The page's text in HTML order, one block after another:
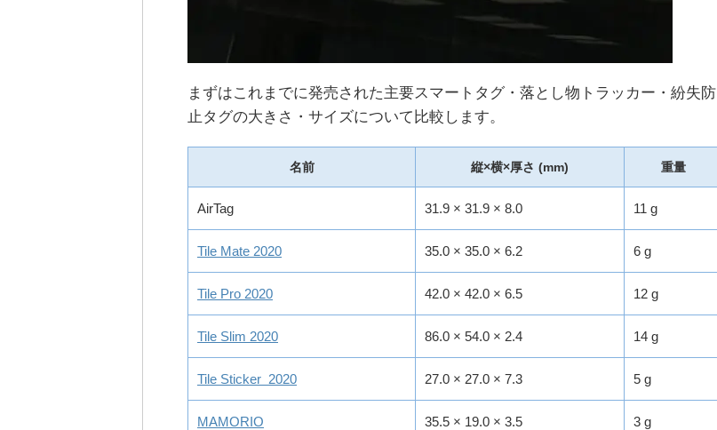
まずはこれまでに発売された主要スマートタグ・落とし物トラッカー・紛失防
止タグの大きさ・サイズについて比較します。
名前 縦×横×厚さ (mm) 重量
AirTag 31.9 × 31.9 × 8.0 11 g
Tile Mate 2020 35.0 × 35.0 × 6.2 6 g
Tile Pro 2020 42.0 × 42.0 × 6.5 12 g
Tile Slim 2020 86.0 × 54.0 × 2.4 14 g
Tile Sticker 2020 27.0 × 27.0 × 7.3 5 g
MAMORIO 35.5 × 19.0 × 3.5 3 g